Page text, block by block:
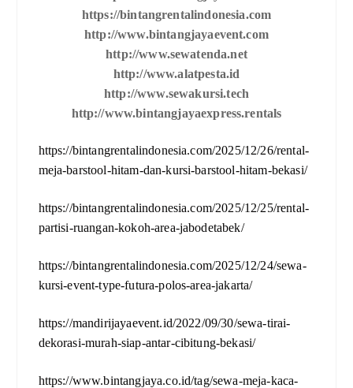
https://bintangrentalindonesia.com
http://www.bintangjayaevent.com
http://www.sewatenda.net
http://www.alatpesta.id
http://www.sewakursi.tech
http://www.bintangjayaexpress.rentals
https://bintangrentalindonesia.com/2025/12/26/rental-
meja-barstool-hitam-dan-kursi-barstool-hitam-bekasi/
https://bintangrentalindonesia.com/2025/12/25/rental-
partisi-ruangan-kokoh-area-jabodetabek/
https://bintangrentalindonesia.com/2025/12/24/sewa-
kursi-event-type-futura-polos-area-jakarta/
https://mandirijayaevent.id/2022/09/30/sewa-tirai-
dekorasi-murah-siap-antar-cibitung-bekasi/
https://www.bintangjaya.co.id/tag/sewa-meja-kaca-